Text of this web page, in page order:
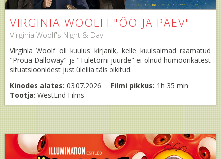
VIRGINIA WOOLFI "ÖÖ JA PÄEV"
Virginia Woolf's Night & Day
Virginia Woolf oli kuulus kirjanik, kelle kuulsaimad raamatud
"Proua Dalloway" ja "Tuletorni juurde" ei olnud humoorikatest
situatsioonidest just üleliia täis pikitud.
Kinodes alates: 03.07.2026 Filmi pikkus: 1h 35 min
Tootja: WestEnd Films